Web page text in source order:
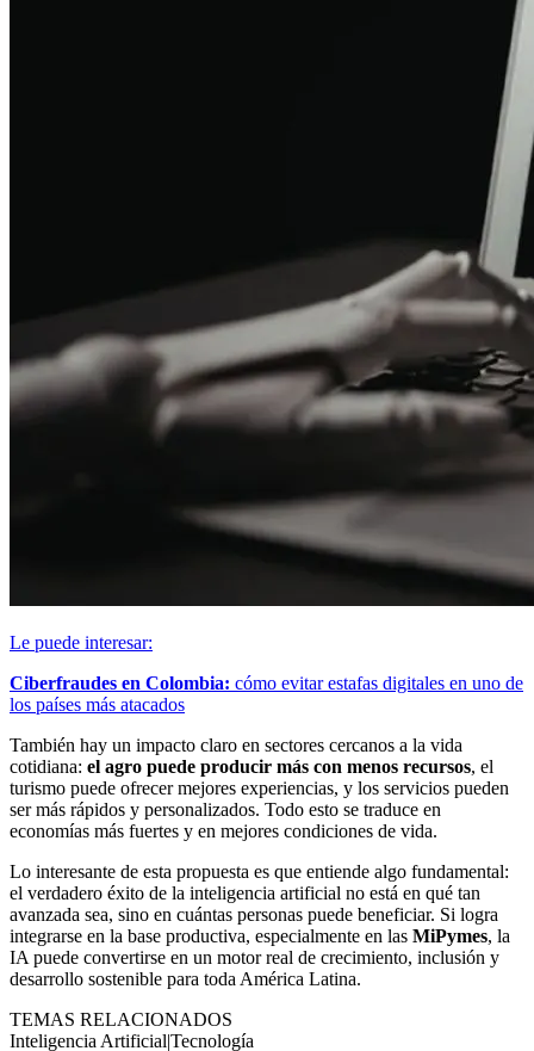
Le puede interesar:
Ciberfraudes en Colombia: cómo evitar estafas digitales en uno de
los países más atacados
También hay un impacto claro en sectores cercanos a la vida
cotidiana: el agro puede producir más con menos recursos, el
turismo puede ofrecer mejores experiencias, y los servicios pueden
ser más rápidos y personalizados. Todo esto se traduce en
economías más fuertes y en mejores condiciones de vida.
Lo interesante de esta propuesta es que entiende algo fundamental:
el verdadero éxito de la inteligencia artificial no está en qué tan
avanzada sea, sino en cuántas personas puede beneficiar. Si logra
integrarse en la base productiva, especialmente en las MiPymes, la
IA puede convertirse en un motor real de crecimiento, inclusión y
desarrollo sostenible para toda América Latina.
TEMAS RELACIONADOS
Inteligencia Artificial|Tecnología